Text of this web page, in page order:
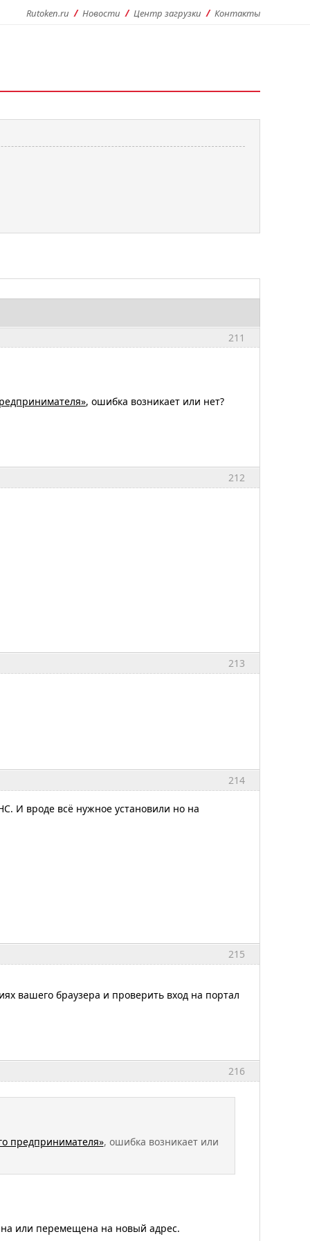
Rutoken.ru Новости Центр загрузки Контакты
211
, ошибка возникает или нет?
212
213
214
И вроде всё нужное установили но на
215
вашего браузера и проверить вход на портал
216
предпринимателя», ошибка возникает или
или перемещена на новый адрес.